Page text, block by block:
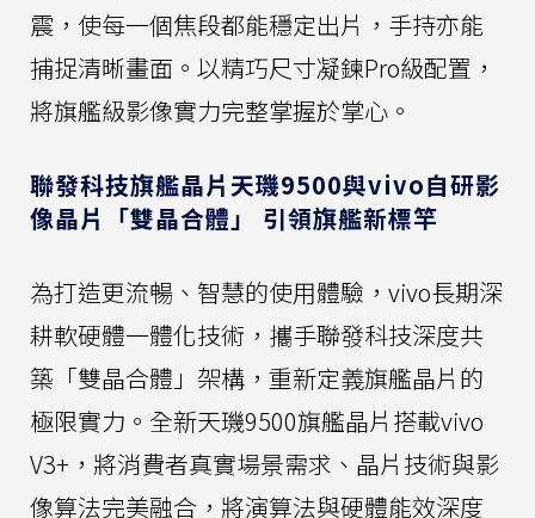
震，使每一個焦段都能穩定出片，手持亦能
捕捉清晰畫面。以精巧尺寸凝鍊Pro級配置，
將旗艦級影像實力完整掌握於掌心。
聯發科技旗艦晶片天璣9500與vivo自研影
像晶片「雙晶合體」 引領旗艦新標竿
為打造更流暢、智慧的使用體驗，vivo長期深
耕軟硬體一體化技術，攜手聯發科技深度共
築「雙晶合體」架構，重新定義旗艦晶片的
極限實力。全新天璣9500旗艦晶片搭載vivo
V3+，將消費者真實場景需求、晶片技術與影
像算法完美融合，將演算法與硬體能效深度